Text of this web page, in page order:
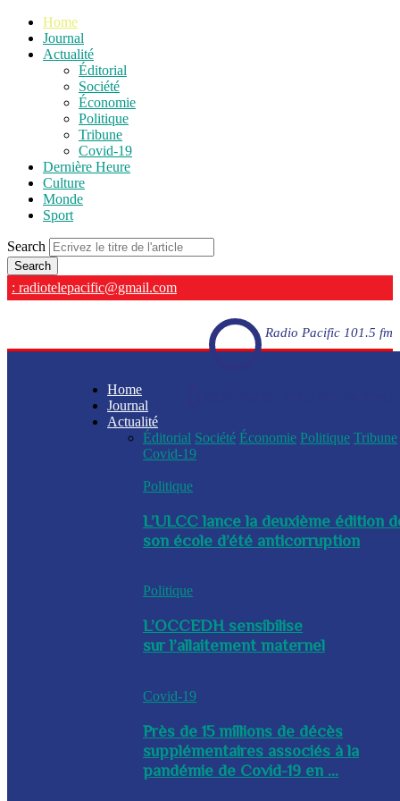
Home
Journal
Actualité
Éditorial
Société
Économie
Politique
Tribune
Covid-19
Dernière Heure
Culture
Monde
Sport
Search
: radiotelepacific@gmail.com
Radio Pacific 101.5 fm
Home
Journal
Actualité
Éditorial Société Économie Politique Tribune
Covid-19
Politique
L’ULCC lance la deuxième édition
son école d’été anticorruption
Politique
L’OCCEDH sensibilise
sur l’allaitement maternel
Covid-19
Près de 15 millions de décès
supplémentaires associés à la
pandémie de Covid-19 en ...